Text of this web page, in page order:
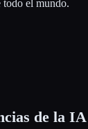
todo el mundo.
de la IA